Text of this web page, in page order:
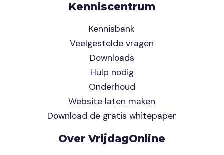
Kenniscentrum
Kennisbank
Veelgestelde vragen
Downloads
Hulp nodig
Onderhoud
Website laten maken
Download de gratis whitepaper
Over VrijdagOnline